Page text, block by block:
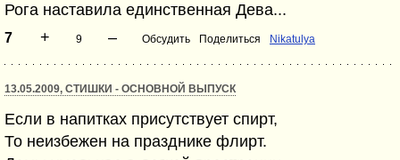
Рога наставила единственная Дева...
7 + 9 – Обсудить Поделиться Nikatulya
13.05.2009, СТИШКИ - ОСНОВНОЙ ВЫПУСК
Если в напитках присутствует спирт,
То неизбежен на празднике флирт.